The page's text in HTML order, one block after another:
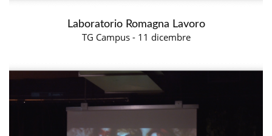
Laboratorio Romagna Lavoro
TG Campus - 11 dicembre